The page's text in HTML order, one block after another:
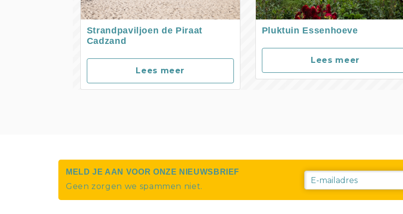
Strandpaviljoen de Piraat
Cadzand
Lees meer
Pluktuin Essenhoeve
Lees meer
MELD JE AAN VOOR ONZE NIEUWSBRIEF
Geen zorgen we spammen niet.